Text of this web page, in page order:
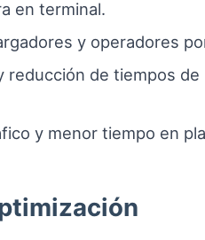
en terminal.
y operadores
reducción de tiempos de
y menor tiempo en